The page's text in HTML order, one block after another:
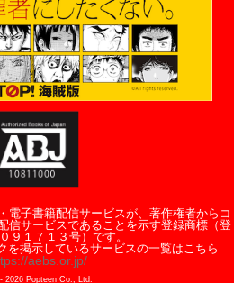
電子書籍配信サービスが、著作権者からコ
信サービスであることを示す登録商標（登
９１７１３号）です。
を掲示しているサービスの一覧はこちら
aebs.or.jp/
2026Popteen Co., Ltd.